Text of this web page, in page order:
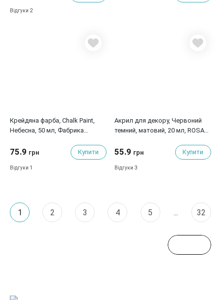
Відгуки 2
Крейдяна фарба, Chalk Paint,
Небесна, 50 мл, Фабрика
75.9 грн Купити
Відгуки 1
Акрил для декору, Червоний
темний, матовий, 20 мл, ROSA
55.9 грн Купити
Відгуки 3
1 2 3 4 5 ... 32